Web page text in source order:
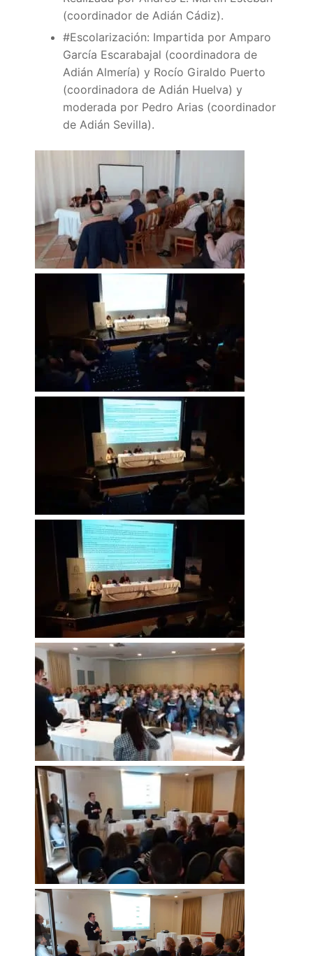
Portal IEDA
(coordinador de Adián Cádiz).
#Escolarización: Impartida por Amparo
García Escarabajal (coordinadora de
Adián Almería) y Rocío Giraldo Puerto
(coordinadora de Adián Huelva) y
moderada por Pedro Arias (coordinador
de Adián Sevilla).